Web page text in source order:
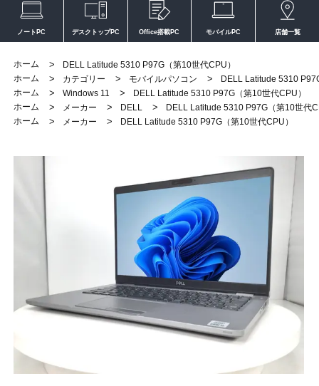
ノートPC デスクトップPC Office搭載PC モバイルPC 店舗一覧
ホーム >
DELL Latitude 5310 P97G（第10世代CPU）
ホーム
> カテゴリー > モバイルパソコン >
DELL Latitude 5310
ホーム
> Windows 11 >
DELL Latitude 5310 P97G（第10世代CPU）
ホーム
> メーカー > DELL >
DELL Latitude 5310 P97G（第10世代
ホーム
> メーカー > DELL Latitude 5310 P97G（第10世代CPU）